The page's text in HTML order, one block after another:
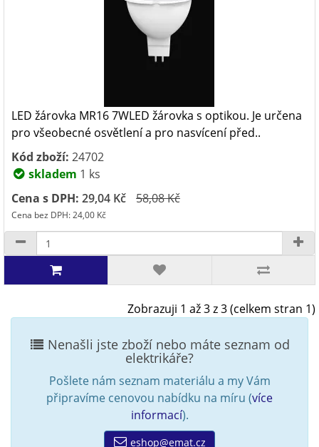
LED žárovka MR16 7WLED žárovka s optikou. Je určena
pro všeobecné osvětlení a pro nasvícení před..
Kód zboží: 24702
skladem 1 ks
Cena s DPH: 29,04 Kč 58,08 Kč
Cena bez DPH: 24,00 Kč
Zobrazuji 1 až 3 z 3 (celkem stran 1)
Nenašli jste zboží nebo máte seznam od
elektrikáře?
Pošlete nám seznam materiálu a my Vám
připravíme cenovou nabídku na míru (více
informací).
eshop@emat.cz